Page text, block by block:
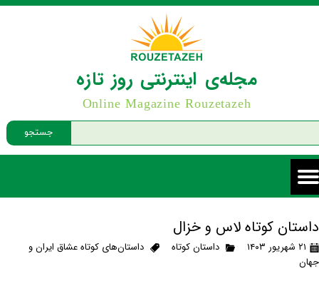
جستجو
مجله‌ی اینترنتی روز تازه
Online Magazine Rouzetazeh
داستان کوتاه لاس و خزال
۲۱ شهریور ۱۴۰۳ داستان کوتاه
داستان‌های کوتاه عشاق ایران و
جهان